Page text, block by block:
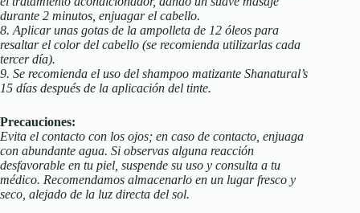
durante 2 minutos, enjuagar el cabello.
8. Aplicar unas gotas de la ampolleta de 12 óleos para
resaltar el color del cabello (se recomienda utilizarlas cada
tercer día).
9. Se recomienda el uso del shampoo matizante Shanatural’s
15 días después de la aplicación del tinte.
Precauciones:
Evita el contacto con los ojos; en caso de contacto, enjuaga
con abundante agua. Si observas alguna reacción
desfavorable en tu piel, suspende su uso y consulta a tu
médico. Recomendamos almacenarlo en un lugar fresco y
seco, alejado de la luz directa del sol.